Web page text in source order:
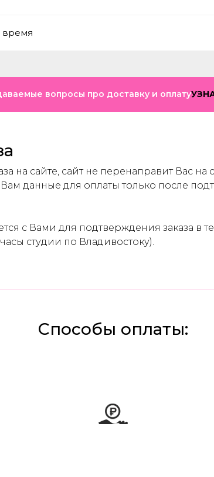
время
вопросы про доставку и оплату
на сайте, сайт не перенаправит Вас
данные для оплаты только после
с Вами для подтверждения заказа в
студии по Владивостоку).
Способы оплаты: